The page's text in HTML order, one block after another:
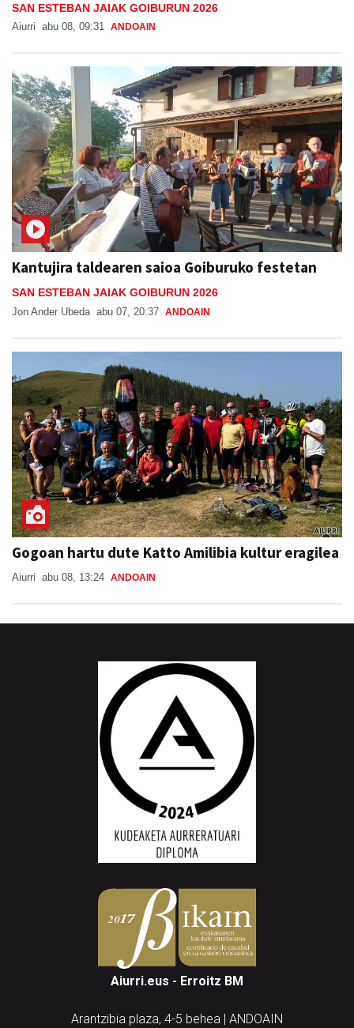
SAN ESTEBAN JAIAK GOIBURUN 2026
Aiurri abu 08, 09:31 ANDOAIN
Kantujira taldearen saioa Goiburuko festetan
SAN ESTEBAN JAIAK GOIBURUN 2026
Jon Ander Ubeda abu 07, 20:37 ANDOAIN
Gogoan hartu dute Katto Amilibia kultur eragilea
Aiurri abu 08, 13:24 ANDOAIN
Aiurri.eus - Erroitz BM
Arantzibia plaza, 4-5 behea | ANDOAIN